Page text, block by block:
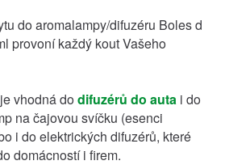
do aromalampy/difuzéru Boles d
provoní každý kout Vašeho
vhodná do difuzérů do auta i do
na čajovou svíčku (esenci
i do elektrických difuzérů, které
domácností i firem.